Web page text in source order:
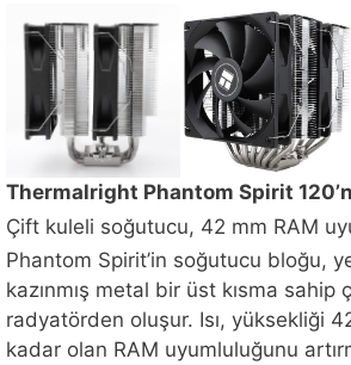
Thermalright Phantom Spirit
Çift kuleli soğutucu, 42 mm RAM
Phantom Spirit’in soğutucu bloğu,
kazınmış metal bir üst kısma sahip
radyatörden oluşur. Isı, yüksekliği
kadar olan RAM uyumluluğunu